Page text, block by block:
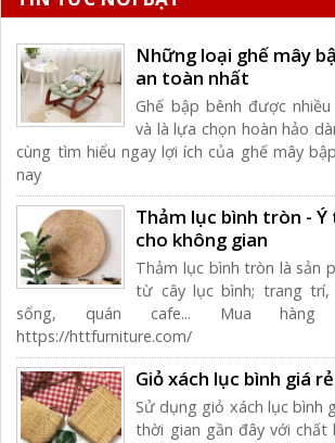
Những loại ghế mây
an toàn nhất
Ghế bập bênh được
và là lựa chọn hoàn hảo
cùng tìm hiểu ngay lợi ích của ghế mây
nay
Thảm lục bình tròn -
cho không gian
Thảm lục bình tròn là sản
từ cây lục bình; trang trí,
sống, quán cafe... Mua
https://httfurniture.com/
Giỏ xách lục bình giá
Sử dụng giỏ xách lục bình
thời gian gần đây với chất